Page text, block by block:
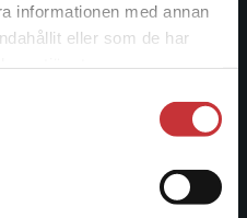
informationen med annan
eller som de har
enhet utanför Sverige.
utanför Sverige. För
och är idag Sveriges
läromedel, kurslitteratur,
digitala